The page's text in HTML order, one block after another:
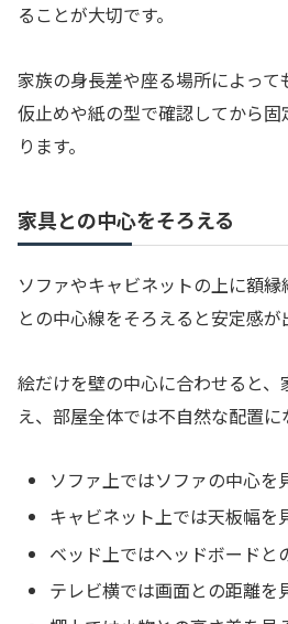
ることが大切です。
家族の身長差や座る場所によって
仮止めや紙の型で確認してから
ります。
家具との中心をそろえる
ソファやキャビネットの上に額
との中心線をそろえると安定感が
絵だけを壁の中心に合わせると
え、部屋全体では不自然な配置に
ソファ上ではソファの中心を
キャビネット上では天板幅を
ベッド上ではヘッドボードと
テレビ横では画面との距離を